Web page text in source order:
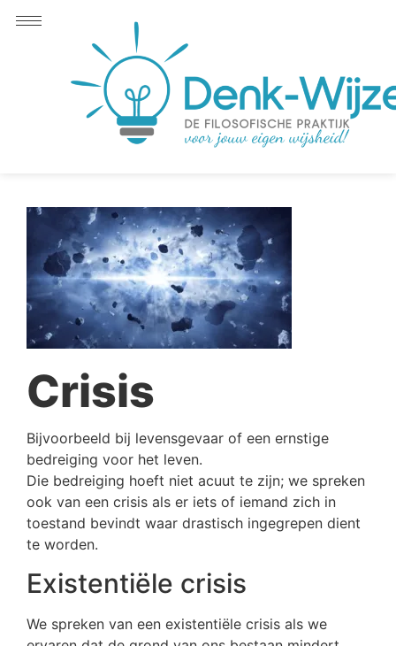
Crisis
Bijvoorbeeld bij levensgevaar of een ernstige
bedreiging voor het leven.
Die bedreiging hoeft niet acuut te zijn; we spreken
ook van een crisis als er iets of iemand zich in
toestand bevindt waar drastisch ingegrepen dient
te worden.
Existentiële crisis
We spreken van een existentiële crisis als we